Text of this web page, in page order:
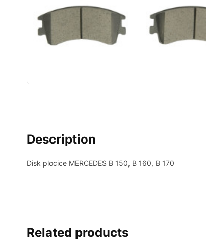
Description
Disk plocice MERCEDES B 150, B 160, B 170
Related products